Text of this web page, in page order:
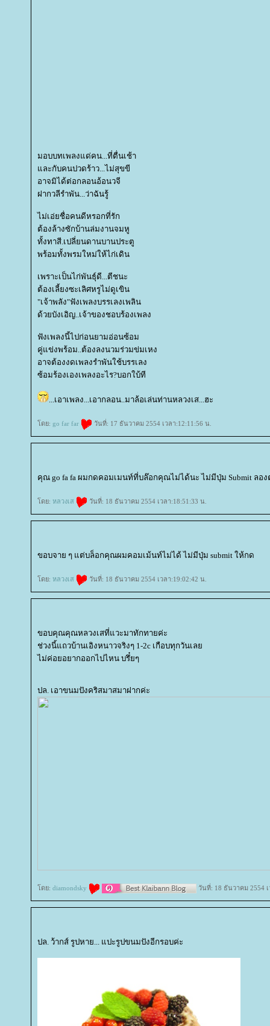
มอบบทเพลงแด่คน...ที่ตื่นเช้า
ละกับคนปวดร้าว...ไม่สุขขี
อาจมิได้ต่อกลอนอ้อนวจี
ฝากวลีรำพัน...ว่าฉันรู้
ไม่เอ่ยชื่อคนดีหรอกที่รัก
ต้องล้างซักบ้านล่มงานจมหู
ทั้งทาสี.เปลี่ยนดานบานประตู
พร้อมทั้งพรมใหม่ให้ไก่เดิน
เพราะเป็นไก่พันธุ์ดี...ตีชนะ
ต้องเลี้ยงซะเลิศหรูไม่ดูเขิน
"เจ้าพลัง"ฟังเพลงบรรเลงเพลิน
ด้วยบังเอิญ..เจ้าของชอบร้องเพลง
ฟังเพลงนี้ไปก่อนยามอ่อนซ้อม
คู่แข่งพร้อม..ต้องลงนวมร่วมข่มเหง
อาจต้องงดเพลงรำพันใช้บรรเลง
ซ้อมร้องเองเพลงอะไร?บอกใบ้ที
...เอาเพลง...เอากลอน..มาล้อเล่นท่านหลวงเส...ฮะ
ดย: go far far วันที่: 17 ธันวาคม 2554 เวลา:12:11:56 น.
คุณ go fa fa ผมกดคอมเมนท์ที่บล๊อกคุณไม่ได้นะ ไม่มีปุ่ม Submit ลอ
ดย: หลวงเส วันที่: 18 ธันวาคม 2554 เวลา:18:51:33 น.
ขอบจาย ๆ แต่บล็อกคุณผมคอมเม้นท์ไม่ได้ ไม่มีปุ่ม submit ให้กด
ดย: หลวงเส วันที่: 18 ธันวาคม 2554 เวลา:19:02:42 น.
ขอบคุณคุณหลวงเสที่แวะมาทักทายค่ะ
ช่วงนี้แถวบ้านเอิงหนาวจริงๆ 1-2c เกือบทุกวันเล
ไม่ค่อยอยากออกไปไหน บรึ๋ยๆ
ปล. เอาขนมปังคริสมาสมาฝากค่ะ
ดย: diamondsky วันที่: 18 ธันวาคม 2554
ปล. ว้ากส์ รูปหาย... แปะรูปขนมปังอีกรอบค่ะ